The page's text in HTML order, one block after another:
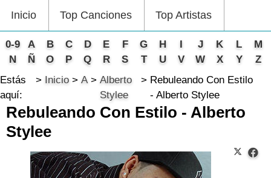
Inicio Top Canciones Top Artistas
0-9 A B C D E F G H I J K L
M
N
Ñ O P Q R S T U V W X Y
Z
Estás
aquí:
Inicio A
Alberto
Stylee
Rebuleando Con Estilo
- Alberto Stylee
Rebuleando Con Estilo - Alberto
Stylee